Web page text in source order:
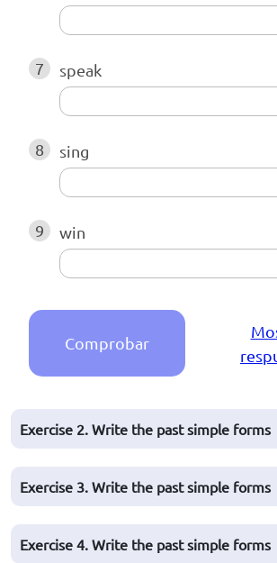
7 speak
8 sing
9 win
Comprobar
Exercise 2. Write the past simple forms
Exercise 3. Write the past simple forms
Exercise 4. Write the past simple forms